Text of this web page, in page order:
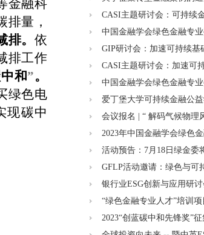
金融科
量，
排。依
排工作
和”。
绿色电
现碳中
CASI主题研讨会：可持续
中国金融学会绿色金融专
GIP研讨会：加速可持续基
CASI主题研讨会：加速可
中国金融学会绿色金融专
爱丁堡大学可持续金融公
会议报名 | “ 解码气候物理
2023年中国金融学会绿色
活动预告：7月18日绿金委
GFLP活动邀请：绿色与可
银行业ESG创新与应用研
“绿色金融专业人才”培训项
2023“创蓝碳中和先锋奖”